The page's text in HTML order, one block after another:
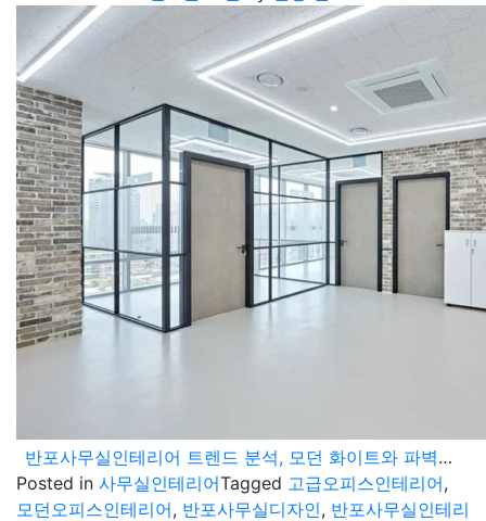
반포사무실인테리어 트렌드 분석, 모던 화이트와 파벽돌이 만드는 고급 오피스 분위기
Posted in 사무실인테리어Tagged 고급오피스인테리어,
모던오피스인테리어, 반포사무실디자인, 반포사무실인테리